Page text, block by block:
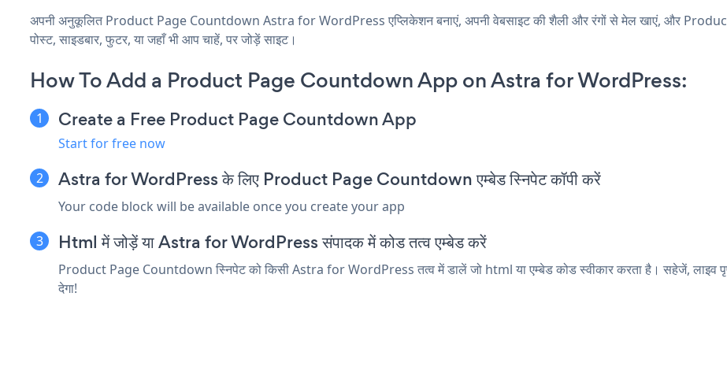
अपनी अनुकूलित Product Page Countdown Astra for WordPress एप्लिकेशन बनाएं, अपनी वेबसाइट की शैली और रंगों से मेल खाएं, और
पोस्ट, साइडबार, फुटर, या जहाँ भी आप चाहें, पर जोड़ें साइट।
How To Add a Product Page Countdown App on Astra for WordPress:
Create a Free Product Page Countdown App
Start for free now
Astra for WordPress के लिए Product Page Countdown एम्बेड स्निपेट कॉपी करें
Your code block will be available once you create your app
Html में जोड़ें या Astra for WordPress संपादक में कोड तत्व एम्बेड करें
Product Page Countdown स्निपेट को किसी Astra for WordPress तत्व में डालें जो html या एम्बेड कोड स्वीकार करता है। सहेजें,
देगा!